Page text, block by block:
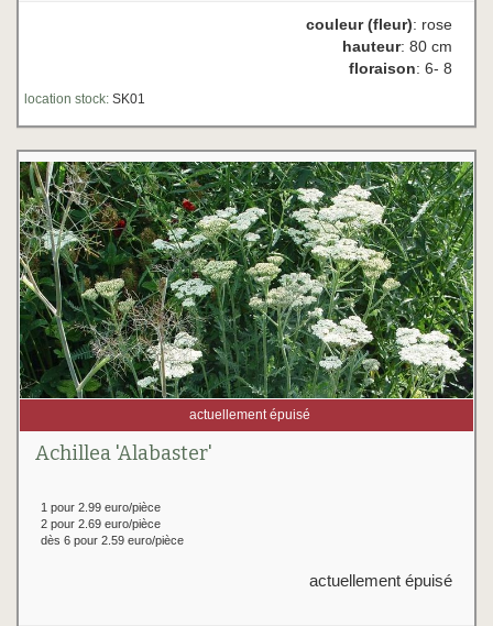
couleur (fleur): rose
hauteur: 80 cm
floraison: 6- 8
location stock: SK01
actuellement épuisé
Achillea 'Alabaster'
1 pour 2.99 euro/pièce
2 pour 2.69 euro/pièce
dès 6 pour 2.59 euro/pièce
actuellement épuisé